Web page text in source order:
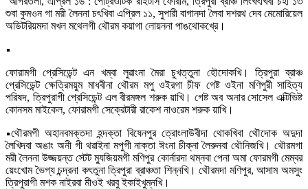
শুবা কুমওন গা মরী লৈননা চৎখিবা এপ্রিল ১১, সুপারী বাগানদা লৈবা দশরথ দেব মেমোরিয়েল
অডিটরিয়মদা মখল মথেলগী থৌরম কয়াগা লোয়ননা পাঙথোকখ্রে।
ফোরামগী প্রেসিডেন্ট এন খম্বা লুৱাংনা মৈরা চুখত্তুনা হৌদোকখি। ত্রিপুরা ব্রাঞ্চ
প্রেসিডেন্ট ক্ষেত্রিময়ুম মাধবীনা থৌরম মপু ওইরগা চীফ গেষ্ট ওইনা মণিপুরী সাহিত্য
পরিষদ, ত্রিপুরাগী প্রেসিডেন্ট এল বীরমঙ্গল শরুক য়াখি। গেষ্ট অব অনার সোসেল এক্টিভিষ্ট
কোনসম মাইকেল, ফোরামগী সেক্রেটারী রাকেশ নাওরেম শরুক য়াখি।
থৌরমগী অহানবমক্তদা হন্দক্তা বিষেনপুর ত্রোংলাউবীদা থোকখিবা থৌদোক অদুদা
লৈখিদবা অঙাং অনী গী থৱাইনা মপুগী নাক্তা ঈংনা চীক্না লৈরুনবা থৌনিজখি। থৌরমগা
মরী লৈননা উজ্জয়ন্ত স্টেট ম্যুজিয়মগী মণিপুর কোর্নারদা থম্নবা পেনা অমা ফোরমগী মেম্বর
য়েংখোম ভৈগ্য চন্দ্রনা কৎতুনা ত্রিপুরা ব্রাঞ্চতা শিন্নখি। থৌরমদা মণিপুর, আসাম অমসুং
ত্রিপুরাগী মশক নাইরবা মীওই খরবু ইকাইখুম্নখি।